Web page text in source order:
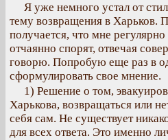
Я уже немного устал от
тему возвращения в Харьков.
получается, что мне
отчаянно спорят, отвечая
говорю. Попробую еще раз в
сформулировать свое мнение.
1) Решение о том,
Харькова, возвращаться или
себя сам. Не существует
для всех ответа. Это именно